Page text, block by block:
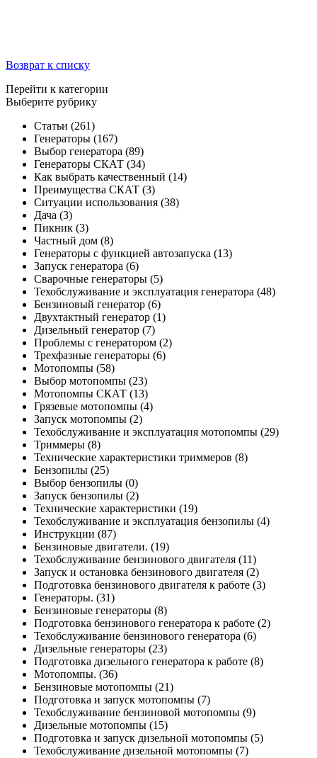
Возврат к списку
Перейти к категории
Выберите рубрику
Статьи (261)
Генераторы (167)
Выбор генератора (89)
Генераторы СКАТ (34)
Как выбрать качественный (14)
Преимущества СКАТ (3)
Ситуации использования (38)
Дача (3)
Пикник (3)
Частный дом (8)
Генераторы с функцией автозапуска (13)
Запуск генератора (6)
Сварочные генераторы (5)
Техобслуживание и эксплуатация генератора (48)
Бензиновый генератор (6)
Двухтактный генератор (1)
Дизельный генератор (7)
Проблемы с генератором (2)
Трехфазные генераторы (6)
Мотопомпы (58)
Выбор мотопомпы (23)
Мотопомпы СКАТ (13)
Грязевые мотопомпы (4)
Запуск мотопомпы (2)
Техобслуживание и эксплуатация мотопомпы (29)
Триммеры (8)
Технические характеристики триммеров (8)
Бензопилы (25)
Выбор бензопилы (0)
Запуск бензопилы (2)
Технические характеристики (19)
Техобслуживание и эксплуатация бензопилы (4)
Инструкции (87)
Бензиновые двигатели. (19)
Техобслуживание бензинового двигателя (11)
Запуск и остановка бензинового двигателя (2)
Подготовка бензинового двигателя к работе (3)
Генераторы. (31)
Бензиновые генераторы (8)
Подготовка бензинового генератора к работе (2)
Техобслуживание бензинового генератора (6)
Дизельные генераторы (23)
Подготовка дизельного генератора к работе (8)
Мотопомпы. (36)
Бензиновые мотопомпы (21)
Подготовка и запуск мотопомпы (7)
Техобслуживание бензиновой мотопомпы (9)
Дизельные мотопомпы (15)
Подготовка и запуск дизельной мотопомпы (5)
Техобслуживание дизельной мотопомпы (7)